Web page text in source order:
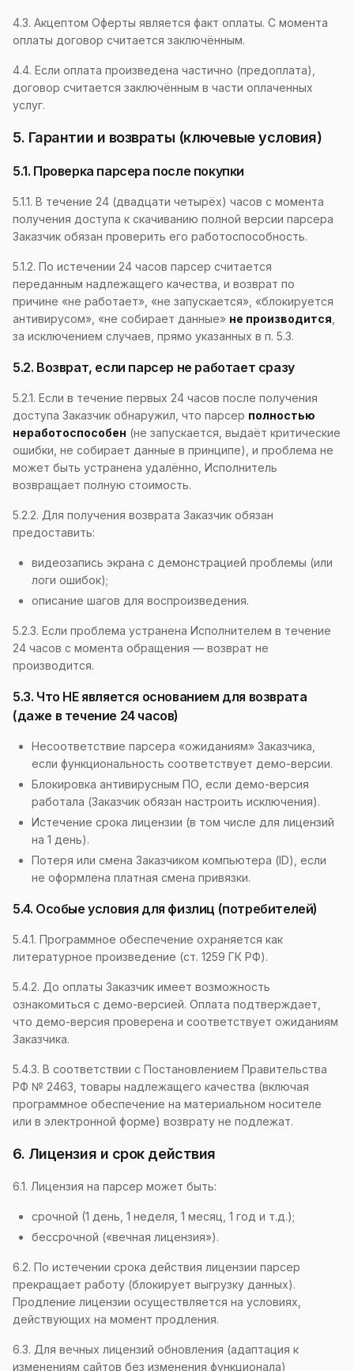
4.3. Акцептом Оферты является факт оплаты. С момента
оплаты договор считается заключённым.
4.4. Если оплата произведена частично (предоплата),
договор считается заключённым в части оплаченных
услуг.
5. Гарантии и возвраты (ключевые условия)
5.1. Проверка парсера после покупки
5.1.1. В течение 24 (двадцати четырёх) часов с момента
получения доступа к скачиванию полной версии парсера
Заказчик обязан проверить его работоспособность.
5.1.2. По истечении 24 часов парсер считается
переданным надлежащего качества, и возврат по
причине «не работает», «не запускается», «блокируется
антивирусом», «не собирает данные» не производится
за исключением случаев, прямо указанных в п. 5.3.
5.2. Возврат, если парсер не работает сразу
5.2.1. Если в течение первых 24 часов после получения
доступа Заказчик обнаружил, что парсер полностью
неработоспособен (не запускается, выдаёт критические
ошибки, не собирает данные в принципе), и проблема не
может быть устранена удалённо, Исполнитель
возвращает полную стоимость.
5.2.2. Для получения возврата Заказчик обязан
предоставить:
видеозапись экрана с демонстрацией проблемы (или
логи ошибок);
описание шагов для воспроизведения.
5.2.3. Если проблема устранена Исполнителем в течение
24 часов с момента обращения — возврат не
производится.
5.3. Что НЕ является основанием для возврата
(даже в течение 24 часов)
Несоответствие парсера «ожиданиям» Заказчика,
если функциональность соответствует демо-версии.
Блокировка антивирусным ПО, если демо-версия
работала (Заказчик обязан настроить исключения).
Истечение срока лицензии (в том числе для лицензий
на 1 день).
Потеря или смена Заказчиком компьютера (ID), если
не оформлена платная смена привязки.
5.4. Особые условия для физлиц (потребителей)
5.4.1. Программное обеспечение охраняется как
литературное произведение (ст. 1259 ГК РФ).
5.4.2. До оплаты Заказчик имеет возможность
ознакомиться с демо-версией. Оплата подтверждает,
что демо-версия проверена и соответствует ожиданиям
Заказчика.
5.4.3. В соответствии с Постановлением Правительства
РФ № 2463, товары надлежащего качества (включая
программное обеспечение на материальном носителе
или в электронной форме) возврату не подлежат.
6. Лицензия и срок действия
6.1. Лицензия на парсер может быть:
срочной (1 день, 1 неделя, 1 месяц, 1 год и т.д.);
бессрочной («вечная лицензия»).
6.2. По истечении срока действия лицензии парсер
прекращает работу (блокирует выгрузку данных).
Продление лицензии осуществляется на условиях,
действующих на момент продления.
6.3. Для вечных лицензий обновления (адаптация к
изменениям сайтов без изменения функционала)